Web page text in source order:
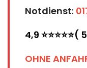
Notdienst:
4,9
OHNE